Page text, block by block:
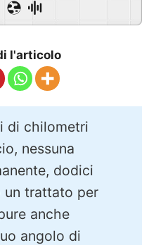
l'articolo
di chilometri
nessuna
dodici
un trattato per
anche
angolo di